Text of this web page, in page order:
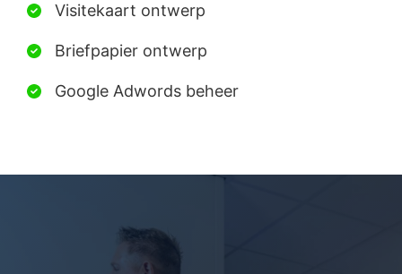
Visitekaart ontwerp
Briefpapier ontwerp
Google Adwords beheer